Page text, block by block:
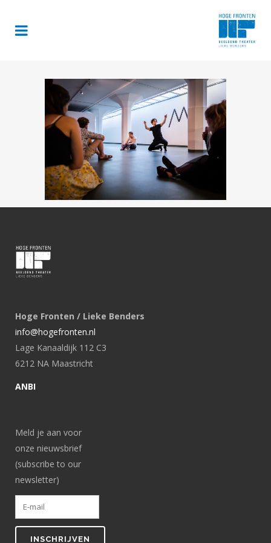
Hoge Fronten / Lieke Benders
info@hogefronten.nl
Lage Kanaaldijk 112 C3
6212 NA Maastricht
ANBI
Meld je aan voor
onze nieuwsbrief
(subscribe to our
newsletter)